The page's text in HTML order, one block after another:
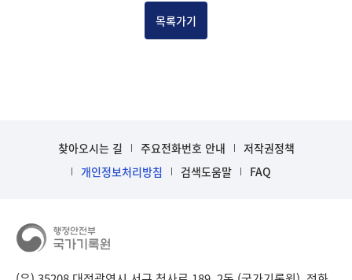
주
표
목록가기
찾아오시는 길 주요전화번호 안내
저작권정책
개인정보처리방침
검색도움말 FAQ